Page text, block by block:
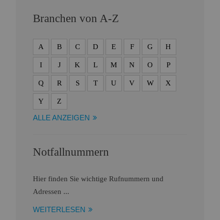
Branchen von A-Z
A B C D E F G H
I J K L M N O P
Q R S T U V W X
Y Z
ALLE ANZEIGEN
Notfallnummern
Hier finden Sie wichtige Rufnummern und
Adressen ...
WEITERLESEN